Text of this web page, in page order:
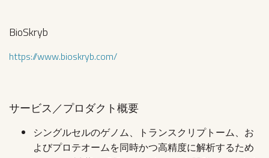
BioSkryb
https://www.bioskryb.com/
サービス／プロダクト概要
シングルセルのゲノム、トランスクリプトーム、お
よびプロテオームを同時かつ高精度に解析するため